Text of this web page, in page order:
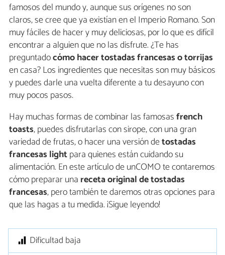
famosos del mundo y, aunque sus orígenes no son
claros, se cree que ya existían en el Imperio Romano. Son
muy fáciles de hacer y muy deliciosas, por lo que es difícil
encontrar a alguien que no las disfrute. ¿Te has
preguntadocómo hacer tostadas francesas o torrijas
en casa? Los ingredientes que necesitas son muy básicos
y puedes darle una vuelta diferente a tu desayuno con
muy pocos pasos.
Hay muchas formas de combinar las famosasfrench
toasts, puedes disfrutarlas con sirope, con una gran
variedad de frutas, o hacer una versión detostadas
francesas lightpara quienes están cuidando su
alimentación. En este artículo de unCOMO te contaremos
cómo preparar una receta original de tostadas
francesas, pero también te daremos otras opciones para
que las hagas a tu medida. ¡Sigue leyendo!
Dificultad baja